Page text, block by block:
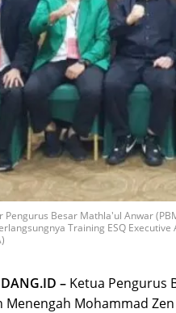
Besar Mathla'ul Anwar
Training ESQ
– Ketua Pengurus
Menengah Mohammad